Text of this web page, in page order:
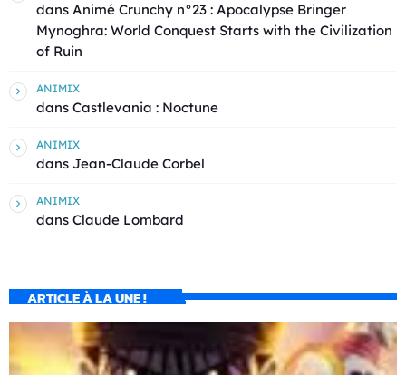
dans Animé Crunchy n°23 : Apocalypse Bringer
Mynoghra: World Conquest Starts with the Civilization
of Ruin
ANIMIX
dans Castlevania : Noctune
ANIMIX
dans Jean-Claude Corbel
ANIMIX
dans Claude Lombard
ARTICLE À LA UNE !